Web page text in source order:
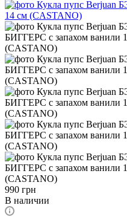
990 грн
В наличии